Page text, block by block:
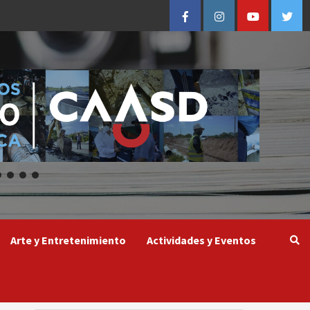
FacebookInstagramYoutube
Arte y Entretenimiento Actividades y Eventos